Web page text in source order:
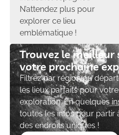
N’attendez plus pour
explorer ce lieu
emblématique !
Trouvez le
votre prochaine
Filtrez par région ou
les lieux parfaits pour
exploration. En quelques
toutes les infos pour partir
des endroits uniques !